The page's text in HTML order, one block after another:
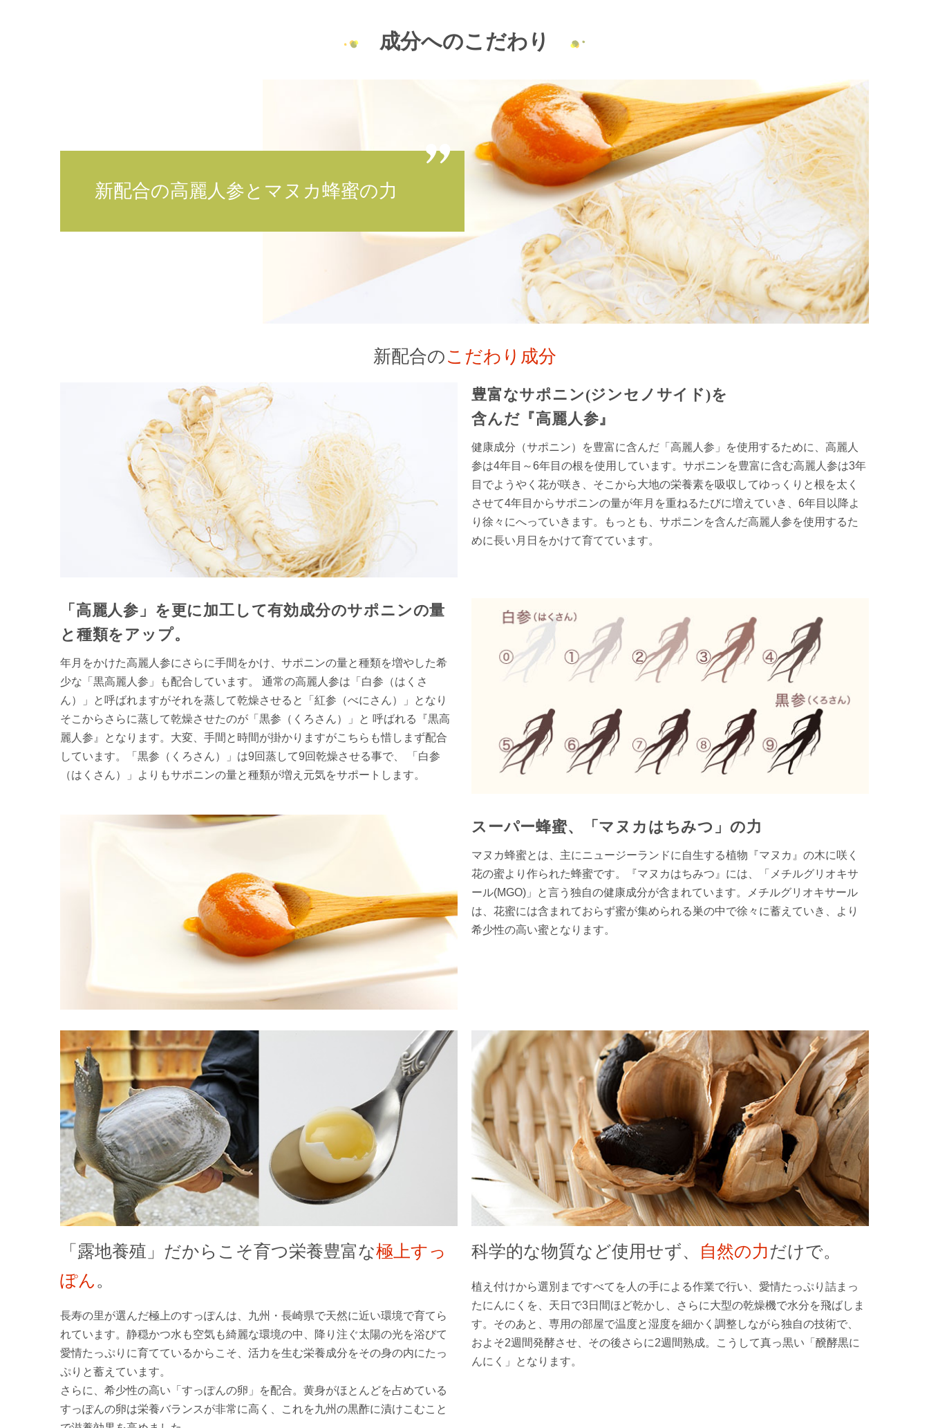
成分へのこだわり
新配合の高麗人参とマヌカ蜂蜜の力
新配合のこだわり成分
豊富なサポニン(ジンセノサイド)を
含んだ『高麗人参』
健康成分（サポニン）を豊富に含んだ「高麗人参」を使用するために、高麗人
参は4年目～6年目の根を使用しています。サポニンを豊富に含む高麗人参は3年
目でようやく花が咲き、そこから大地の栄養素を吸収してゆっくりと根を太く
させて4年目からサポニンの量が年月を重ねるたびに増えていき、6年目以降よ
り徐々にへっていきます。もっとも、サポニンを含んだ高麗人参を使用するた
めに長い月日をかけて育てています。
「高麗人参」を更に加工して有効成分のサポニンの量
と種類をアップ。
年月をかけた高麗人参にさらに手間をかけ、サポニンの量と種類を増やした希
少な「黒高麗人参」も配合しています。 通常の高麗人参は「白参（はくさ
ん）」と呼ばれますがそれを蒸して乾燥させると「紅参（べにさん）」となり
そこからさらに蒸して乾燥させたのが「黒参（くろさん）」と 呼ばれる『黒高
麗人参』となります。大変、手間と時間が掛かりますがこちらも惜しまず配合
しています。「黒参（くろさん）」は9回蒸して9回乾燥させる事で、 「白参
（はくさん）」よりもサポニンの量と種類が増え元気をサポートします。
スーパー蜂蜜、「マヌカはちみつ」の力
マヌカ蜂蜜とは、主にニュージーランドに自生する植物『マヌカ』の木に咲く
花の蜜より作られた蜂蜜です。『マヌカはちみつ』には、「メチルグリオキサ
ール(MGO)」と言う独自の健康成分が含まれています。メチルグリオキサール
は、花蜜には含まれておらず蜜が集められる巣の中で徐々に蓄えていき、より
希少性の高い蜜となります。
「露地養殖」だからこそ育つ栄養豊富な極上すっ
ぽん。
長寿の里が選んだ極上のすっぽんは、九州・長崎県で天然に近い環境で育てら
れています。静穏かつ水も空気も綺麗な環境の中、降り注ぐ太陽の光を浴びて
愛情たっぷりに育てているからこそ、活力を生む栄養成分をその身の内にたっ
ぷりと蓄えています。
さらに、希少性の高い「すっぽんの卵」を配合。黄身がほとんどを占めている
すっぽんの卵は栄養バランスが非常に高く、これを九州の黒酢に漬けこむこと
科学的な物質など使用せず、 自然の力だけで。
植え付けから選別まですべてを人の手による作業で行い、愛情たっぷり詰まっ
たにんにくを、天日で3日間ほど乾かし、さらに大型の乾燥機で水分を飛ばしま
す。そのあと、専用の部屋で温度と湿度を細かく調整しながら独自の技術で、
およそ2週間発酵させ、その後さらに2週間熟成。こうして真っ黒い「醗酵黒に
んにく」となります。